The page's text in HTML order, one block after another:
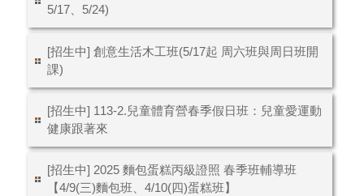
5/17、5/24)
[招生中] 創意生活木工班(5/17起 周六班與周日班開
課)
[招生中] 113-2.兒童體育營春季假日班：兒童愛運動
健康跟著來
[招生中] 2025 麵包蛋糕丙級證照 春季班輔導班
【4/9(三)麵包班、4/10(四)蛋糕班】